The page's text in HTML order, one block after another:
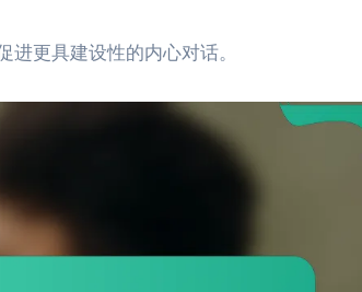
更具建设性的内心对话。